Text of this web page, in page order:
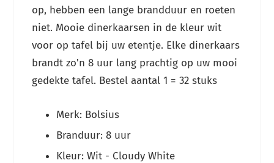
op, hebben een lange brandduur en roeten
niet. Mooie dinerkaarsen in de kleur wit
voor op tafel bij uw etentje. Elke dinerkaars
brandt zo'n 8 uur lang prachtig op uw mooi
gedekte tafel. Bestel aantal 1 = 32 stuks
Merk: Bolsius
Branduur: 8 uur
Kleur: Wit - Cloudy White